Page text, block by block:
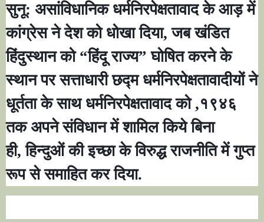
सुनू: असांविधानिक धर्मनिरपेक्षतावाद के आड़ में
कांग्रेस ने देश को धोखा दिया,जब खंडित
हिंदुस्थान को“हिंदू राज्य”घोषित करने के
स्थान पर सत्ताधारी छद्म धर्मनिरपेक्षतावादीयों ने
धूर्तता के साथ धर्मनिरपेक्षतावाद को,१९४६
तक अपने संविधान में शामिल किये बिना
ही,हिन्दुओं की इच्छा के विरुद्ध राजनीति में गुप्त
रूप से समाहित कर दिया.